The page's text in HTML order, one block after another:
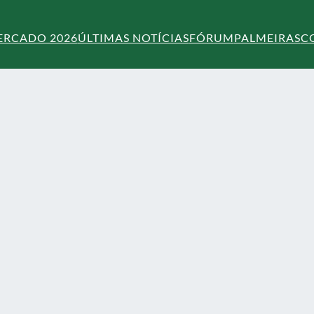
2026ÚLTIMAS NOTÍCIASFÓRUMPALMEIRAS